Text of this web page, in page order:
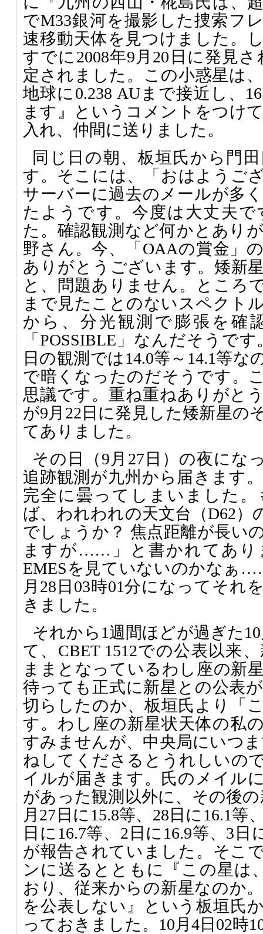
でM33銀河を撮影した捜索フ
速移動天体を見つけました。
すでに2008年9月20日に発見さ
定されました。この小惑星は
地球に0.238 AUまで接近し、
ます』というコメントをつけ
入れ、仲間に送りました。
同じ日の朝、板垣氏から門
す。そこには、「おはようご
サーバーに過去のメールが多
たようです。今度は大丈夫
た。確認観測など何かとあり
野さん。今、「OAAの賞金」
ありがとうございます。矮新
と、問題ありません。ところ
まで見たことのないスペクト
から、分光観測で膨張を確
「POSSIBLE」なんだそうで
日の観測では14.0等～14.1等な
で暗くなったのだそうです。
思議です。重ね重ねありがと
が9月22日に発見した矮新星の
てありました。
その日（9月27日）の夜にな
追跡観測が九州から届きます
完全に曇ってしまいました
ば、われわれの天文台（D62）
でしょうか？ 焦点距離が長い
ますが……」と書かれてあり
EMESを見ていないのかなぁ
月28日03時01分になってそれ
きました。
それから1週間ほどが過ぎた
て、CBET 1512での公表以来
ままとなっているわし座の新
待っても正式に新星との公表
切らしたのか、板垣氏より「
す。わし座の新星状天体の私
すみませんが、中央局にいつ
ねしてくださるとうれしい
イルが届きます。氏のメイル
があった観測以外に、その後
月27日に15.8等、28日に16.1等
日に16.7等、2日に16.9等、3
が報告されていました。そこ
ンに送るとともに『この星は
おり、従来からの新星なのか
を公表しない』という板垣氏
っておきました。10月4日02時